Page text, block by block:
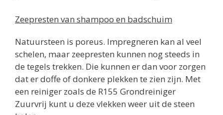
Zeepresten van shampoo en badschuim
Natuursteen is poreus. Impregneren kan al veel
schelen, maar zeepresten kunnen nog steeds in
de tegels trekken. Die kunnen er dan voor zorgen
dat er doffe of donkere plekken te zien zijn. Met
een reiniger zoals de R155 Grondreiniger
Zuurvrij kunt u deze vlekken weer uit de steen